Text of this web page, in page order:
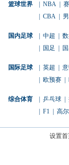
篮球世界 NBA
CBA
国内足球 中超
国足
国际足球 英超
欧预赛
综合体育 乒乓球
F1 高
设置首